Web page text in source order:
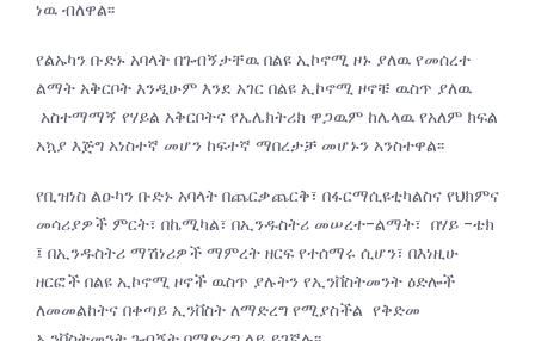
ነዉ ብለዋል፡፡
የልኡካን ቡድኑ አባላት በጉብኝታቸዉ በልዩ ኢኮኖሚ ዞኑ ያለዉ የመሰረተ
ልማት አቅርቦት እንዲሁም እንደ አገር በልዩ ኢኮኖሚ ዞኖቹ ዉስጥ ያለዉ
አስተማማኝ የሃይል አቅርቦትና የኤሌክትሪክ ዋጋዉም ከሌላዉ የአለም ክፍል
አኳያ እጅግ አነስተኛ መሆን ከፍተኛ ማበረታቻ መሆኑን አንስተዋል፡፡
የቢዝነስ ልዑካን ቡድኑ አባላት በጨርቃጨርቅ፣ በፋርማሲዩቲካልስና የህክምና
መሳሪያዎች ምርት፣ በኬሚካል፣ በኢንዱስትሪ መሠረተ-ልማት፣ በሃይ -ቴክ
፤ በኢንዱስትሪ ማሽነሪዎች ማምረት ዘርፍ የተሰማሩ ሲሆን፣ በእነዚሁ
ዘርፎች በልዩ ኢኮኖሚ ዞኖች ዉስጥ ያሉትን የኢንቨስትመንት ዕድሎች
ለመመልከትና በቀጣይ ኢንቨስት ለማድረግ የሚያስችል የቅድመ